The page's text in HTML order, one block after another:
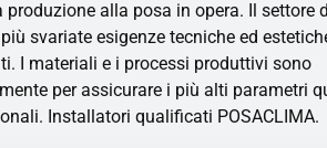
alla posa in opera. Il settore
svariate esigenze tecniche ed
I materiali e i processi produttivi sono
per assicurare i più alti parametri
Installatori qualificati POSACLIMA.